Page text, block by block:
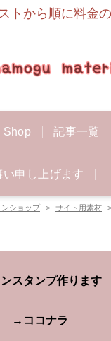
トから順に料金
Shop 記事一覧
申し上げます
ンショップ サイト用素材
スタンプ作ります
→ ココナラ